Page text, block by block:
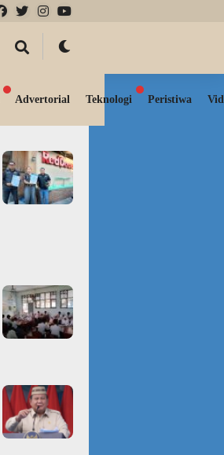
Advertorial Teknologi Peristiwa